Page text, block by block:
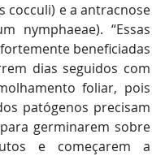
cocculi) e a antracnose
nymphaeae). “Essas
beneficiadas
dias seguidos com
foliar, pois
patógenos precisam
germinarem sobre
e começarem a